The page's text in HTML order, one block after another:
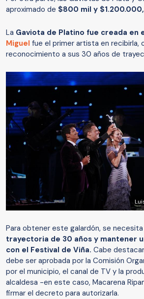
aproximado de $800 mil y $1.200.000,
La Gaviota de Platino fue creada en
Miguel fue el primer artista en recibirla,
reconocimiento a sus 30 años de
Para obtener este galardón, se
trayectoria de 30 años y mantener
con el Festival de Viña. Cabe
debe ser aprobada por la Comisión
por el municipio, el canal de TV y la
alcaldesa -en este caso, Macarena
firmar el decreto para autorizarla.